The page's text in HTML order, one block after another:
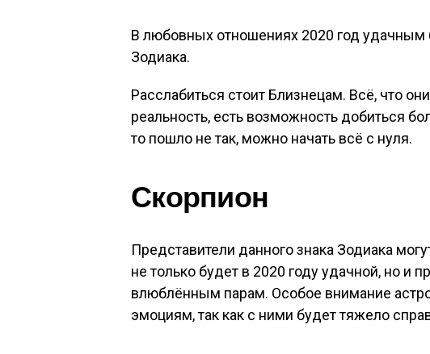
В любовных отношениях 2020 год удачным
Зодиака.
Расслабиться стоит Близнецам. Всё, что
реальность, есть возможность добиться
то пошло не так, можно начать всё с нуля.
Скорпион
Представители данного знака Зодиака
не только будет в 2020 году удачной, но и
влюблённым парам. Особое внимание
эмоциям, так как с ними будет тяжело